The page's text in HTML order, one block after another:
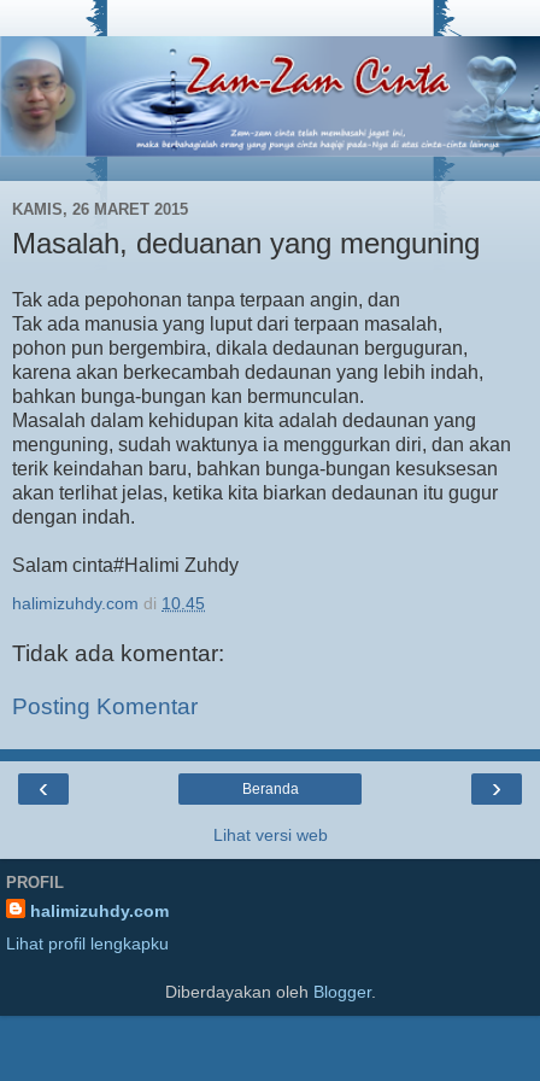
KAMIS, 26 MARET 2015
Masalah, deduanan yang menguning
Tak ada pepohonan tanpa terpaan angin, dan
Tak ada manusia yang luput dari terpaan masalah,
pohon pun bergembira, dikala dedaunan berguguran,
karena akan berkecambah dedaunan yang lebih indah,
bahkan bunga-bungan kan bermunculan.
Masalah dalam kehidupan kita adalah dedaunan yang
menguning, sudah waktunya ia menggurkan diri, dan akan
terik keindahan baru, bahkan bunga-bungan kesuksesan
akan terlihat jelas, ketika kita biarkan dedaunan itu gugur
dengan indah.
Salam cinta#Halimi Zuhdy
halimizuhdy.com di 10.45
Tidak ada komentar:
Posting Komentar
‹ ›
Beranda
Lihat versi web
PROFIL
halimizuhdy.com
Lihat profil lengkapku
Diberdayakan oleh Blogger.